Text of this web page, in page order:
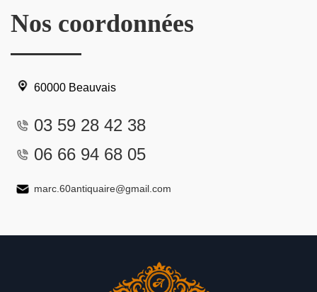
Nos coordonnées
60000 Beauvais
03 59 28 42 38
06 66 94 68 05
marc.60antiquaire@gmail.com